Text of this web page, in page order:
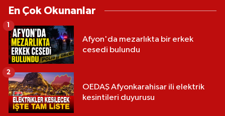
En Çok Okunanlar
Afyon'da mezarlıkta bir erkek
cesedi bulundu
1
OEDAŞ Afyonkarahisar ili elektrik
kesintileri duyurusu
2